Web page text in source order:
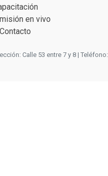
en vivo
Contacto
Calle 53 entre 7 y 8 | Teléfono: